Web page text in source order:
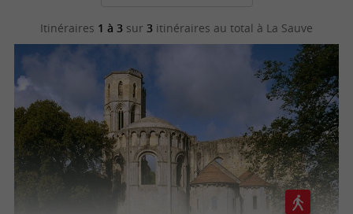
Itinéraires 1 à 3 sur 3 itinéraires au total à La Sauve